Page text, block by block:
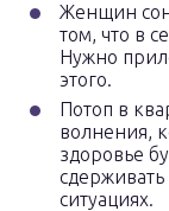
Женщин
том, что в
Нужно
этого.
Потоп в
волнения,
здоровье
ситуациях.